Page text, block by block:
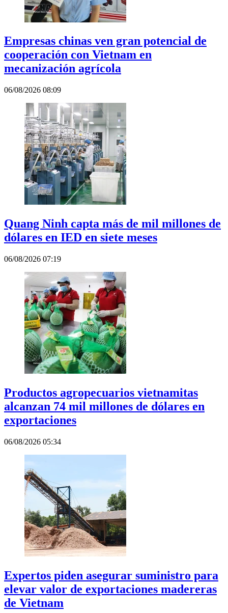
Empresas chinas ven gran potencial de
cooperación con Vietnam en
mecanización agrícola
06/08/2026 08:09
Quang Ninh capta más de mil millones de
dólares en IED en siete meses
06/08/2026 07:19
Productos agropecuarios vietnamitas
alcanzan 74 mil millones de dólares en
exportaciones
06/08/2026 05:34
Expertos piden asegurar suministro para
elevar valor de exportaciones madereras
de Vietnam